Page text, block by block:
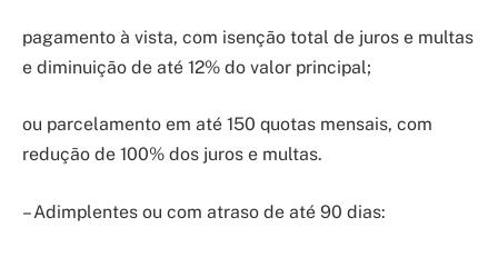
pagamento à vista, com isenção total de juros e multas
e diminuição de até 12% do valor principal;
ou parcelamento em até 150 quotas mensais, com
redução de 100% dos juros e multas.
– Adimplentes ou com atraso de até 90 dias: